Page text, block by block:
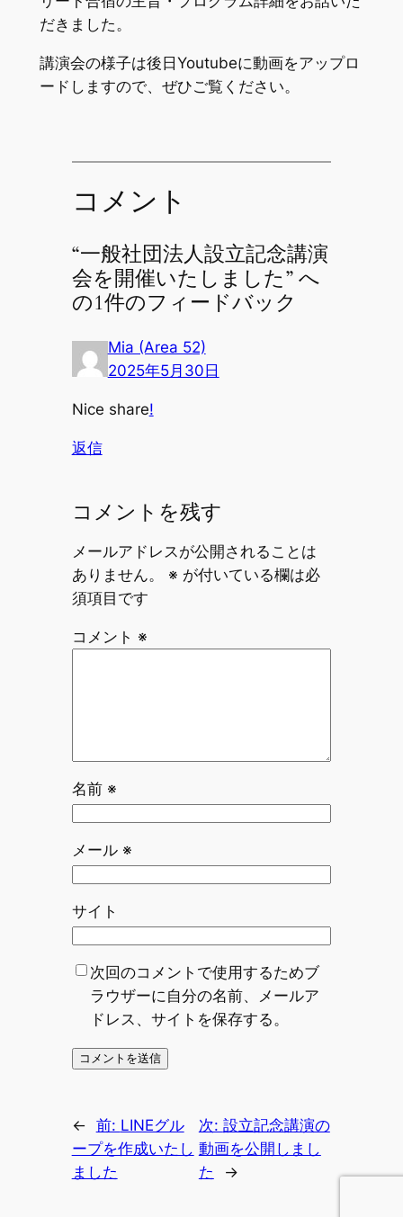
だきました。
講演会の様子は後日Youtubeに動画をアップロ
ードしますので、ぜひご覧ください。
コメント
“一般社団法人設立記念講演
会を開催いたしました” へ
の1件のフィードバック
Mia (Area 52)
2025年5月30日
Nice share!
返信
コメントを残す
メールアドレスが公開されることは
ありません。
※ が付いている欄は必
須項目です
コメント ※
名前 ※
メール ※
サイト
次回のコメントで使用するためブ
ラウザーに自分の名前、メールア
ドレス、サイトを保存する。
← 前: LINEグル
ープを作成いたし
ました
次: 設立記念講演の
動画を公開しまし
た
→